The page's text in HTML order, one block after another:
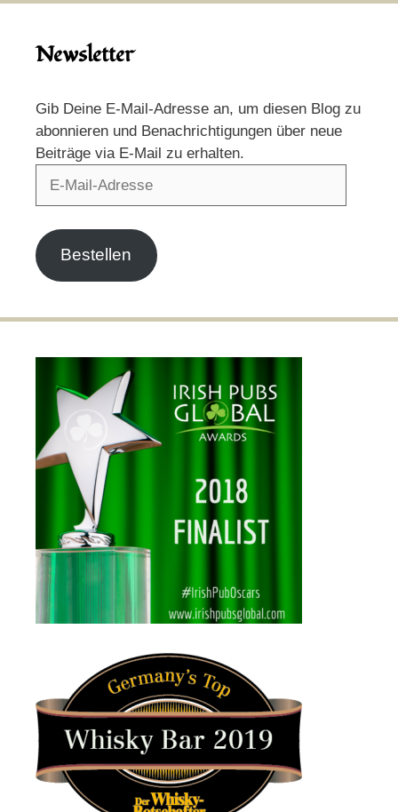
Newsletter
Gib Deine E-Mail-Adresse an, um diesen Blog zu
abonnieren und Benachrichtigungen über neue
Beiträge via E-Mail zu erhalten.
Bestellen